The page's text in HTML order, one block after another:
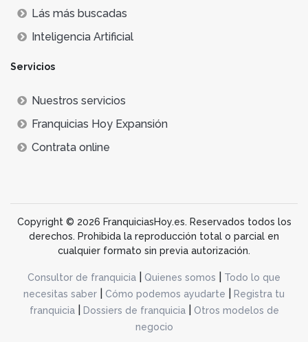
Lás más buscadas
Inteligencia Artificial
Servicios
Nuestros servicios
Franquicias Hoy Expansión
Contrata online
Copyright © 2026 FranquiciasHoy.es. Reservados todos los
derechos. Prohibida la reproducción total o parcial en
cualquier formato sin previa autorización.
Consultor de franquicia Quienes somos
Todo lo que
necesitas saber
Cómo podemos ayudarte
Registra tu
franquicia| Dossiers de franquicia|
Otros modelos de
negocio